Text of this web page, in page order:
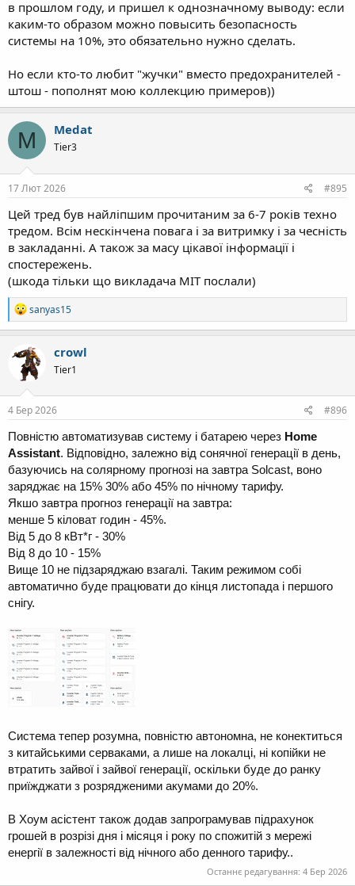
в прошлом году, и пришел к однозначному выводу: если
каким-то образом можно повысить безопасность
системы на 10%, это обязательно нужно сделать.
Но если кто-то любит "жучки" вместо предохранителей -
штош - пополнят мою коллекцию примеров))
M Medat
Tier3
17 Лют 2026 #895
Цей тред був найліпшим прочитаним за 6-7 років техно
тредом. Всім нескінчена повага і за витримку і за чесність
в закладанні. А також за масу цікавої інформації і
спостережень.
(шкода тільки що викладача МІТ послали)
Р
е
а
к
ц
і
:
sanyas15
crowl
Tier1
4 Бер 2026
#896
Повністю автоматизував систему і батарею через Home
Assistant. Відповідно, залежно від сонячної генерації в день,
базуючись на солярному прогнозі на завтра Solcast, воно
заряджає на 15% 30% або 45% по нічному тарифу.
Якшо завтра прогноз генерації на завтра:
менше 5 кіловат годин - 45%.
Від 5 до 8 кВт*г - 30%
Від 8 до 10 - 15%
Вище 10 не підзаряджаю взагалі. Таким режимом собі
автоматично буде працювати до кінця листопада і першого
снігу.
Система тепер розумна, повністю автономна, не конектиться
з китайськими серваками, а лише на локалці, ні копійки не
втратить зайвої і зайвої генерації, оскільки буде до ранку
приїжджати з розрядженими акумами до 20%.
В Хоум асістент також додав запрограмував підрахунок
грошей в розрізі дня і місяця і року по спожитій з мережі
енергії в залежності від нічного або денного тарифу..
Останнє редагування: 4 Бер 2026